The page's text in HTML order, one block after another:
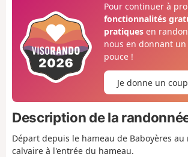
Pour continuer à
fonctionnalités
pratiquesen
nous en donnant
pouce !
Je donne un
Description de la
Départ depuis le hameau de Baboyères au
calvaire à l'entrée du hameau.